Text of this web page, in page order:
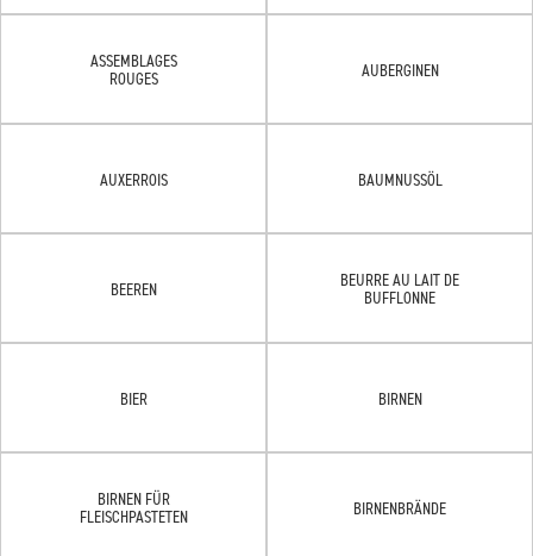
ASSEMBLAGES
ROUGES
AUBERGINEN
AUXERROIS BAUMNUSSÖL
BEEREN
BEURRE AU LAIT DE
BUFFLONNE
BIER BIRNEN
BIRNEN FÜR
FLEISCHPASTETEN
BIRNENBRÄNDE